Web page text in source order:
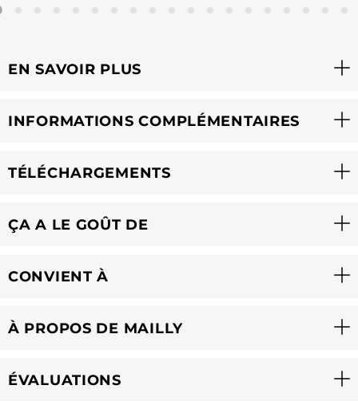
EN SAVOIR PLUS
INFORMATIONS COMPLÉMENTAIRES
TÉLÉCHARGEMENTS
ÇA A LE GOÛT DE
CONVIENT À
À PROPOS DE MAILLY
ÉVALUATIONS